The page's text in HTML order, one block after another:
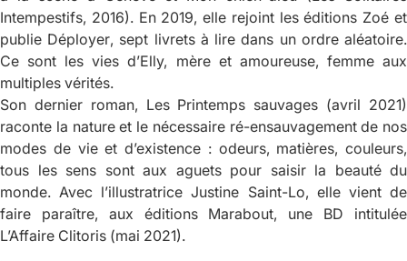
Intempestifs, 2016). En 2019, elle rejoint les éditions Zoé et
publie Déployer, sept livrets à lire dans un ordre aléatoire.
Ce sont les vies d’Elly, mère et amoureuse, femme aux
multiples vérités.
Son dernier roman, Les Printemps sauvages (avril 2021)
raconte la nature et le nécessaire ré-ensauvagement de nos
modes de vie et d’existence : odeurs, matières, couleurs,
tous les sens sont aux aguets pour saisir la beauté du
monde. Avec l’illustratrice Justine Saint-Lo, elle vient de
faire paraître, aux éditions Marabout, une BD intitulée
L’Affaire Clitoris (mai 2021).